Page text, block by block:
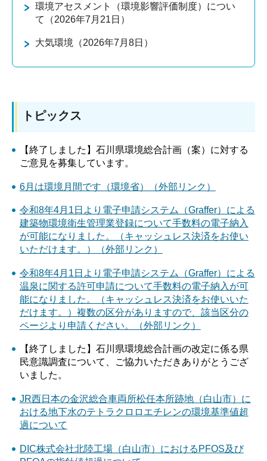
環境アセスメント（環境影響評価制度）につい
て（2026年7月21日）
大気環境（2026年7月8日）
トピックス
【終了しました】石川県環境総合計画（案）に対する
ご意見を募集しています。
6⽉は環境⽉間です（環境省）（外部リンク）
令和8年4月1日より電子申請システム（Graffer）による
建築物環境衛生管理業登録について手数料の電子納入
が可能になりました。（キャッシュレス決済をお使い
いただけます。）（外部リンク）
令和8年4月1日より電子申請システム（Graffer）による
温泉に関する許可申請について手数料の電子納入が可
能になりました。（キャッシュレス決済をお使いいた
だけます。）複数の区分がありますので、該当区分の
ページより申請ください。（外部リンク）
【終了しました】石川県環境総合計画の改定に係る県
民意識調査について、ご協力いただきありがとうござ
いました。
JR西日本の金沢総合車両所松任本所跡地（白山市）に
おける地下水のテトラクロロエチレンの環境基準値超
過について
DIC株式会社北陸工場（白山市）におけるPFOS及び